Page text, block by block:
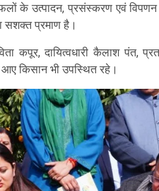
के उत्पादन, प्रसंस्करण एवं
सशक्त प्रमाण है।
कपूर, दायित्वधारी कैलाश पंत,
आए किसान भी उपस्थित रहे।